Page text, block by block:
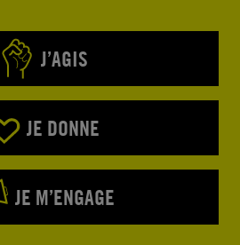
J’AGIS
JE DONNE
JE M’ENGAGE